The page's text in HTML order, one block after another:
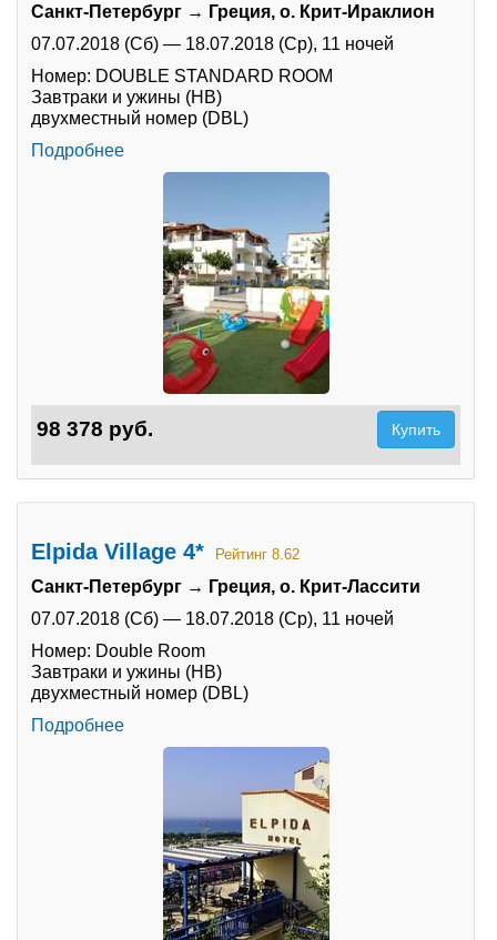
Санкт-Петербург → Греция, о. Крит-Ираклион
07.07.2018 (Сб) — 18.07.2018 (Ср), 11 ночей
Номер: DOUBLE STANDARD ROOM
Завтраки и ужины (HB)
двухместный номер (DBL)
Подробнее
98 378 руб. Купить
Elpida Village 4* Рейтинг 8.62
Санкт-Петербург → Греция, о. Крит-Лассити
07.07.2018 (Сб) — 18.07.2018 (Ср), 11 ночей
Номер: Double Room
Завтраки и ужины (HB)
двухместный номер (DBL)
Подробнее